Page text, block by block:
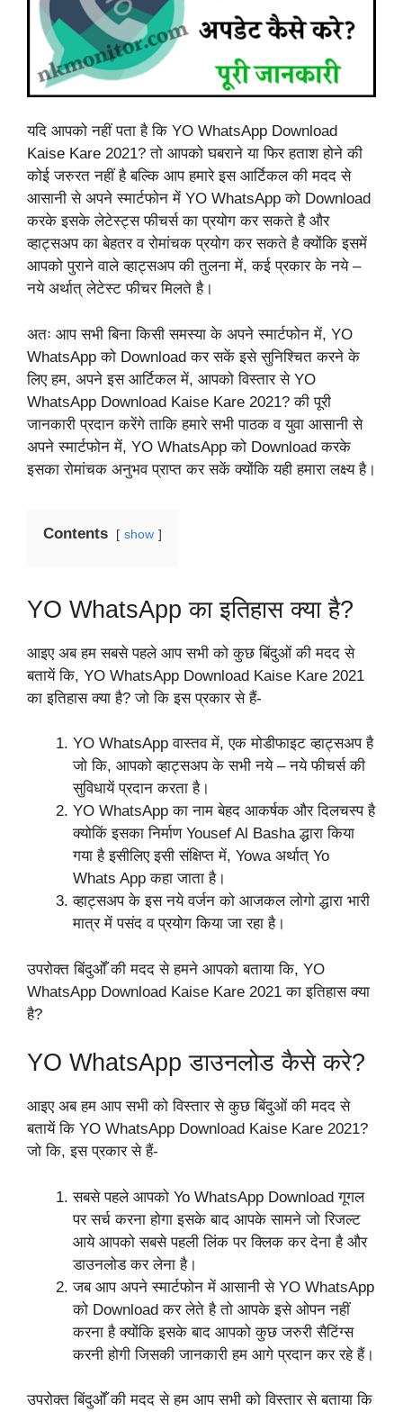
यदि आपको नहीं पता है कि YO WhatsApp Download
Kaise Kare 2021? तो आपको घबराने या फिर हताश होने की
कोई जरुरत नहीं है बल्कि आप हमारे इस आर्टिकल की मदद से
आसानी से अपने स्मार्टफोन में YO WhatsApp को Download
करके इसके लेटेस्ट्स फीचर्स का प्रयोग कर सकते है और
व्हाट्सअप का बेहतर व रोमांचक प्रयोग कर सकते है क्योंकि इसमें
आपको पुराने वाले व्हाट्सअप की तुलना में, कई प्रकार के नये –
नये अर्थात् लेटेस्ट फीचर मिलते है।
अतः आप सभी बिना किसी समस्या के अपने स्मार्टफोन में, YO
WhatsApp को Download कर सकें इसे सुनिश्चित करने के
लिए हम, अपने इस आर्टिकल में, आपको विस्तार से YO
WhatsApp Download Kaise Kare 2021? की पूरी
जानकारी प्रदान करेंगे ताकि हमारे सभी पाठक व युवा आसानी से
अपने स्मार्टफोन में, YO WhatsApp को Download करके
इसका रोमांचक अनुभव प्राप्त कर सकें क्योंकि यही हमारा लक्ष्य है।
Contents show
YO WhatsApp का इतिहास क्या है?
आइए अब हम सबसे पहले आप सभी को कुछ बिंदुओं की मदद से
बतायें कि, YO WhatsApp Download Kaise Kare 2021
का इतिहास क्या है? जो कि इस प्रकार से हैं-
YO WhatsApp वास्तव में, एक मोडीफाइट व्हाट्सअप है
जो कि, आपको व्हाट्सअप के सभी नये – नये फीचर्स की
सुविधायें प्रदान करता है।
YO WhatsApp का नाम बेहद आकर्षक और दिलचस्प है
क्योकिं इसका निर्माण Yousef Al Basha द्धारा किया
गया है इसीलिए इसी संक्षिप्त में, Yowa अर्थात् Yo
Whats App कहा जाता है।
व्हाट्सअप के इस नये वर्जन को आजकल लोगो द्धारा भारी
मात्र में पसंद व प्रयोग किया जा रहा है।
उपरोक्त बिंदुओँ की मदद से हमने आपको बताया कि, YO
WhatsApp Download Kaise Kare 2021 का इतिहास क्या
है?
YO WhatsApp डाउनलोड कैसे करे?
आइए अब हम आप सभी को विस्तार से कुछ बिंदुओं की मदद से
बतायें कि YO WhatsApp Download Kaise Kare 2021?
जो कि, इस प्रकार से हैं-
सबसे पहले आपको Yo WhatsApp Download गूगल
पर सर्च करना होगा इसके बाद आपके सामने जो रिजल्ट
आये आपको सबसे पहली लिंक पर क्लिक कर देना है और
डाउनलोड कर लेना है।
जब आप अपने स्मार्टफोन में आसानी से YO WhatsApp
को Download कर लेते है तो आपके इसे ओपन नहीं
करना है क्योंकि इसके बाद आपको कुछ जरुरी सैटिंग्स
करनी होगी जिसकी जानकारी हम आगे प्रदान कर रहे हैं।
उपरोक्त बिंदुओँ की मदद से हम आप सभी को विस्तार से बताया कि